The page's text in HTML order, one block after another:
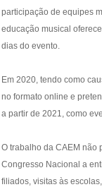
participação de equipes
educação musical
dias do evento.
Em 2020, tendo como
no formato online e
a partir de 2021, como
O trabalho da CAEM não
Congresso Nacional a
filiados, visitas às